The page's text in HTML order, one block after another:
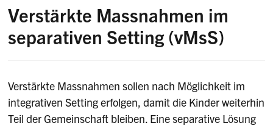
Schüler mit
Beeinträchtigungen
aktiv am
regulären Unterricht der Volksschule
teilnehmen, erfolgreich lernen und sich als Teil
der Klasse fühlen.
Die Massnahmen werden regelmässig überprüft,
um die Eignung und Angemessenheit der
Schulform sicherzustellen.
Verstärkte Massnahmen im
separativen Setting (vMsS)
(vMsS) sind intensive, individuelle
Fördermassnahmen für Kinder und Jugendliche
mit besonderen Bedürfnissen, die in einem
Verstärkte Massnahmen sollen nach Möglichkeit im
integrativen Setting erfolgen, damit die Kinder weiterhin
Teil der Gemeinschaft bleiben. Eine separative Lösung